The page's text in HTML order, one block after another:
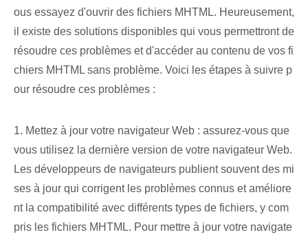
ous essayez d'ouvrir des fichiers MHTML. Heureusement,
il existe des solutions disponibles qui vous permettront de
résoudre ces problèmes et d'accéder au contenu de vos fi
chiers MHTML sans problème. Voici les étapes à suivre p
our résoudre ces problèmes :
1. Mettez à jour votre navigateur Web : assurez-vous que
vous utilisez la dernière version de votre navigateur Web.
Les développeurs de navigateurs publient souvent des mi
ses à jour qui corrigent les problèmes connus et améliore
nt la compatibilité avec différents types de fichiers, y com
pris les fichiers MHTML. Pour mettre à jour votre navigate